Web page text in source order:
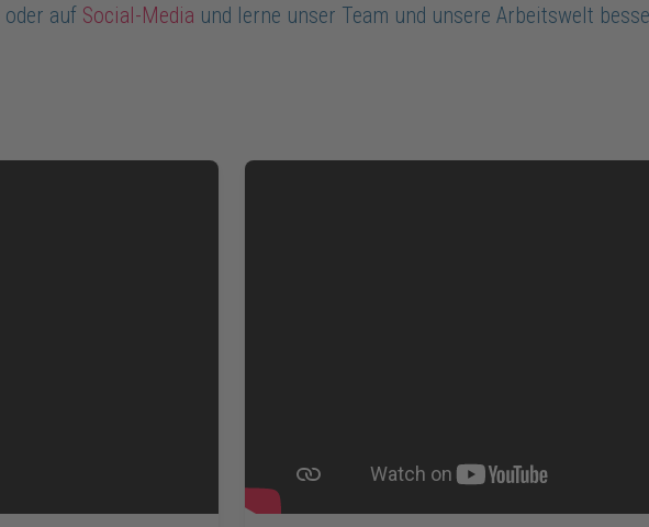
oder auf Social-Media und lerne unser Team und unsere Arbeitswelt